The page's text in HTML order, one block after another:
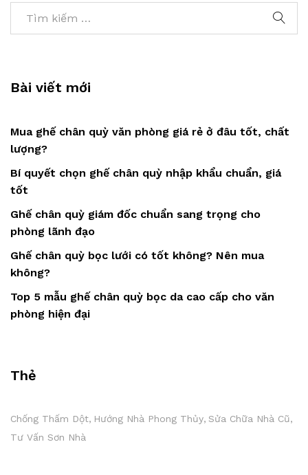
Bài viết mới
Mua ghế chân quỳ văn phòng giá rẻ ở đâu tốt, chất
lượng?
Bí quyết chọn ghế chân quỳ nhập khẩu chuẩn, giá
tốt
Ghế chân quỳ giám đốc chuẩn sang trọng cho
phòng lãnh đạo
Ghế chân quỳ bọc lưới có tốt không? Nên mua
không?
Top 5 mẫu ghế chân quỳ bọc da cao cấp cho văn
phòng hiện đại
Thẻ
Chống Thấm Dột Hướng Nhà Phong Thủy Sửa Chữa Nhà Cũ
Tư Vấn Sơn Nhà